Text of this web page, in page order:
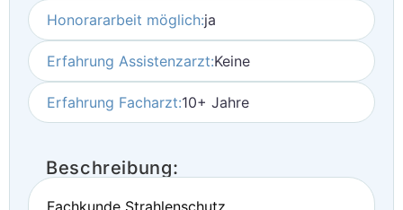
Honorararbeit möglich:ja
Erfahrung Assistenzarzt:Keine
Erfahrung Facharzt:10+ Jahre
Beschreibung:
Fachkunde Strahlenschutz